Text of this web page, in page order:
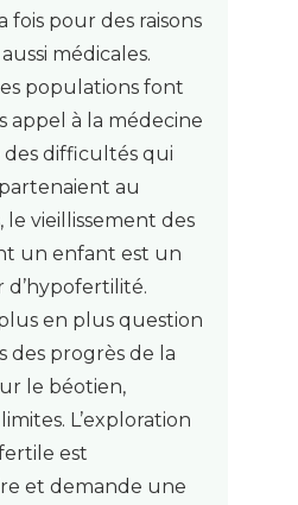
fois pour des raisons
médicales.
populations font
appel à la médecine
difficultés qui
au
le vieillissement des
un enfant est un
en plus question
des progrès de la
le béotien,
L’exploration
est
et demande une